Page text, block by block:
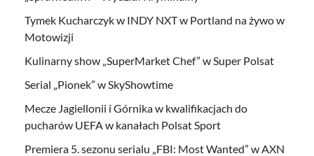
Tymek Kucharczyk w INDY NXT w Portland na żywo w
Motowizji
Kulinarny show „SuperMarket Chef” w Super Polsat
Serial „Pionek” w SkyShowtime
Mecze Jagiellonii i Górnika w kwalifikacjach do
pucharów UEFA w kanałach Polsat Sport
Premiera 5. sezonu serialu „FBI: Most Wanted” w AXN